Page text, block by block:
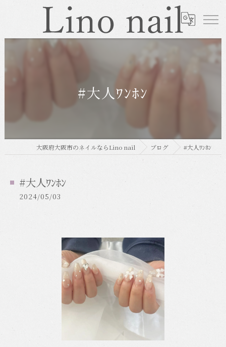
#大人ﾜﾝﾎﾝ
大阪府大阪市のネイルならLino nail ブログ #大人ﾜﾝﾎﾝ
#大人ﾜﾝﾎﾝ
2024/05/03